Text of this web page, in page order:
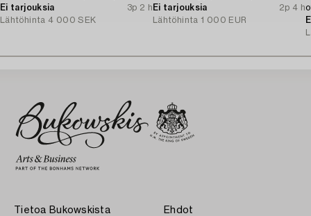
Ei tarjouksia
3p 2 h
Lähtöhinta 4 000 SEK
Ei tarjouksia
2p 4 h
Lähtöhinta 1 000 EUR
Tietoa Bukowskista Ehdot